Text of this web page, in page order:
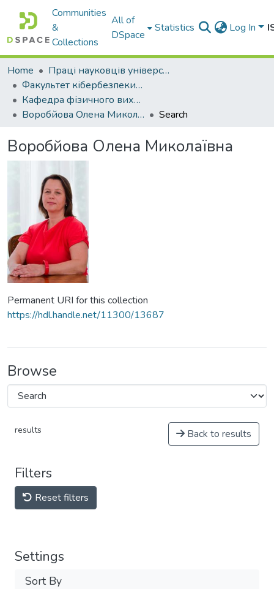
Communities
&
Collections
All of
DSpace
Statistics Log In
Home
Праці науковців університету
Факультет кібербезпеки та інформаційних технологій
Кафедра фізичного виховання
Воробйова Олена Миколаївна
Search
Воробйова Олена Миколаївна
Permanent URI for this collection
https://hdl.handle.net/11300/13687
Browse
results Back to results
Filters
Reset filters
Settings
Sort By